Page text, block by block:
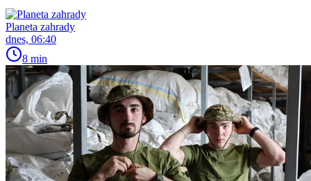
Planeta zahrady
dnes, 06:40
8 min